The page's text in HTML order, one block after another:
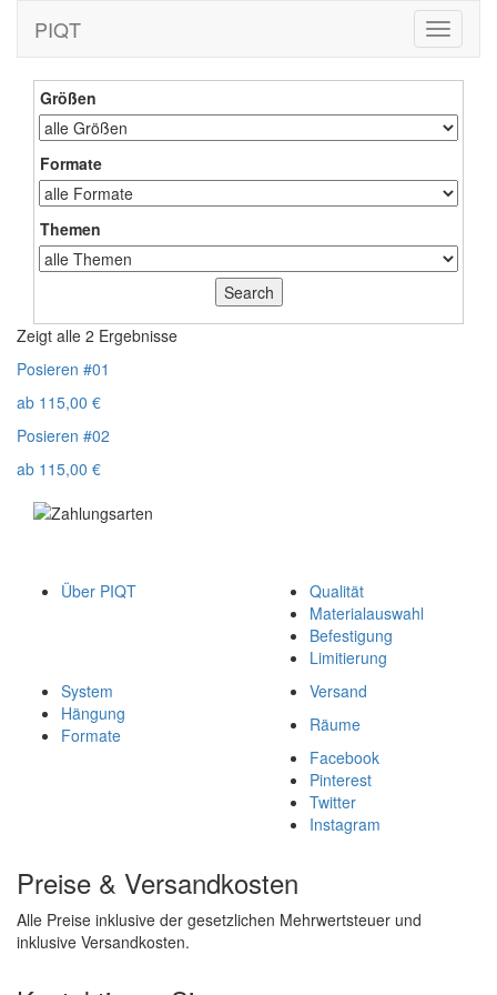
Toggle
PIQT
Größen
Formate
Themen
Zeigt alle 2 Ergebnisse
Posieren #01
ab 115,00 €
Posieren #02
ab 115,00 €
Über PIQT
Qualität
Materialauswahl
Befestigung
Limitierung
System
Hängung
Formate
Versand
Räume
Facebook
Pinterest
Twitter
Instagram
Preise & Versandkosten
Alle Preise inklusive der gesetzlichen Mehrwertsteuer und
inklusive Versandkosten.